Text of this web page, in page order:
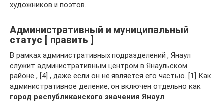
художников и поэтов.
Административный и муниципальный
статус [ править ]
В рамках административных подразделений , Янаул
служит административным центром в Янаульском
районе , [4] , даже если он не является его частью. [1] Как
административное деление, он включен отдельно как
город республиканского значения Янаул